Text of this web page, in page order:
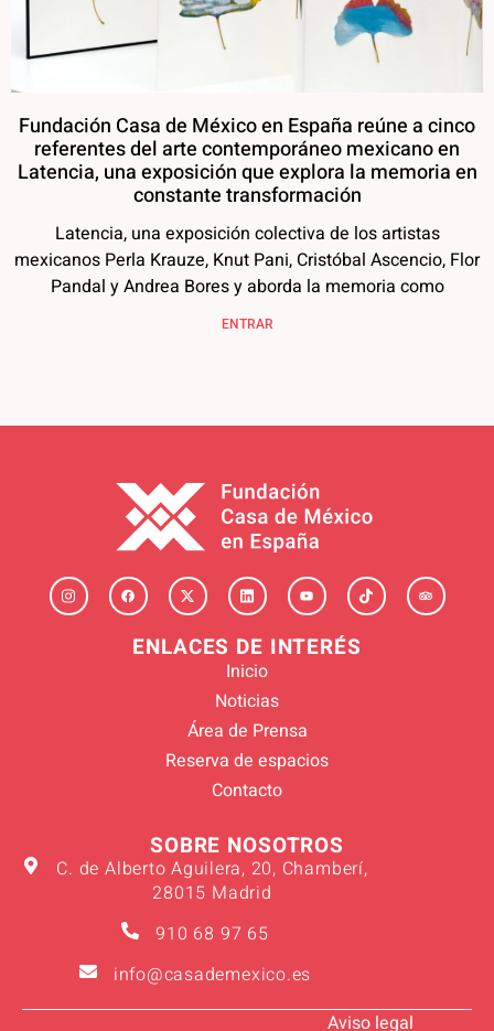
Fundación Casa de México en España reúne a cinco
referentes del arte contemporáneo mexicano en
Latencia, una exposición que explora la memoria en
constante transformación
Latencia, una exposición colectiva de los artistas
mexicanos Perla Krauze, Knut Pani, Cristóbal Ascencio, Flor
Pandal y Andrea Bores y aborda la memoria como
ENTRAR
ENLACES DE INTERÉS
Inicio
Noticias
Área de Prensa
Reserva de espacios
Contacto
SOBRE NOSOTROS
C. de Alberto Aguilera, 20, Chamberí,
28015 Madrid
910 68 97 65
info@casademexico.es
Aviso legal